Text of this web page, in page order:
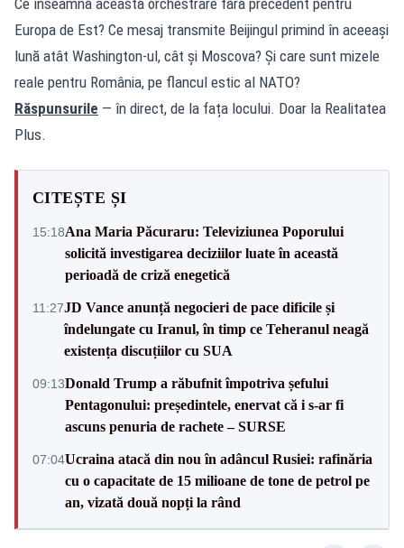
Europa de Est? Ce mesaj transmite Beijingul primind în aceeași
lună atât Washington-ul, cât și Moscova? Și care sunt mizele
reale pentru România, pe flancul estic al NATO?
Răspunsurile — în direct, de la fața locului. Doar la Realitatea
Plus.
CITEȘTE ȘI
15:18Ana Maria Păcuraru: Televiziunea Poporului
solicită investigarea deciziilor luate în această
perioadă de criză enegetică
11:27JD Vance anunță negocieri de pace dificile și
îndelungate cu Iranul, în timp ce Teheranul neagă
existența discuțiilor cu SUA
09:13Donald Trump a răbufnit împotriva șefului
Pentagonului: președintele, enervat că i s-ar fi
ascuns penuria de rachete – SURSE
07:04Ucraina atacă din nou în adâncul Rusiei: rafinăria
cu o capacitate de 15 milioane de tone de petrol pe
an, vizată două nopți la rând